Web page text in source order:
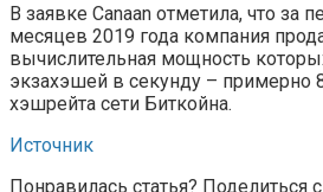
В заявке Canaan отметила, что за
месяцев 2019 года компания
вычислительная мощность
экзахэшей в секунду – примерно
хэшрейта сети Биткойна.
Источник
Понравилась статья? Поделиться